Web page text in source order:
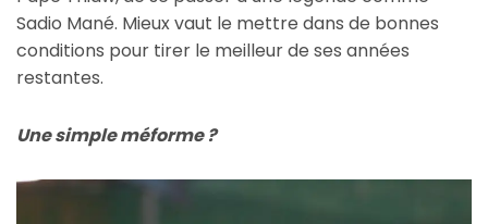
Sadio Mané. Mieux vaut le mettre dans de bonnes
conditions pour tirer le meilleur de ses années
restantes.
Une simple méforme ?